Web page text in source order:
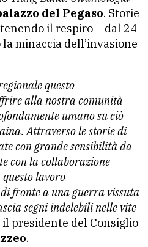
del Pegaso. Storie
il respiro – dal 24
minaccia dell’invasione
questo
alla nostra comunità
umano su ciò
Attraverso le storie di
con grande sensibilità da
con la collaborazione
lavoro
fronte a una guerra vissuta
segni indelebili nelle vite
il presidente del Consiglio
.